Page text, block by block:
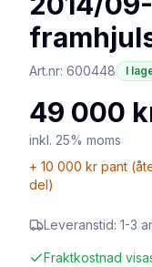
Art.nr: 600448 I
49 000
inkl. 25% moms
+ 10 000 kr pant
del)
Leveranstid: 1-3
Fraktkostnad